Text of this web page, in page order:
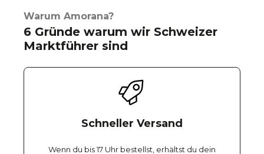
Warum Amorana?
6 Gründe warum wir Schweizer
Marktführer sind
Schneller Versand
Wenn du bis 17 Uhr bestellst, erhältst du dein